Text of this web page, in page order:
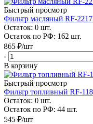
Быстрый просмотр
Фильтр масляный RF-
Остаток: 0 шт.
Остаток по РФ: 162 шт.
865 ₽/шт
-
В корзину
Быстрый просмотр
Фильтр топливный RF-
Остаток: 0 шт.
Остаток по РФ: 44 шт.
545 ₽/шт